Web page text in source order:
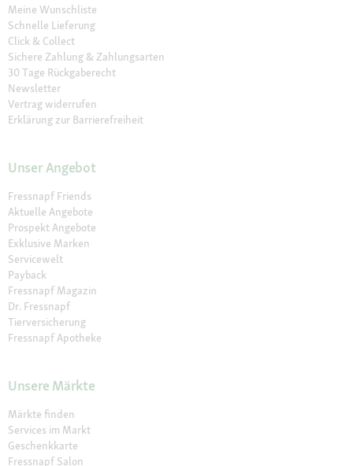
Meine Wunschliste
Schnelle Lieferung
Click & Collect
Sichere Zahlung & Zahlungsarten
30 Tage Rückgaberecht
Newsletter
Vertrag widerrufen
Erklärung zur Barrierefreiheit
Unser Angebot
Fressnapf Friends
Aktuelle Angebote
Prospekt Angebote
Exklusive Marken
Servicewelt
Payback
Fressnapf Magazin
Dr. Fressnapf
Tierversicherung
Fressnapf Apotheke
Unsere Märkte
Märkte finden
Services im Markt
Geschenkkarte
Fressnapf Salon